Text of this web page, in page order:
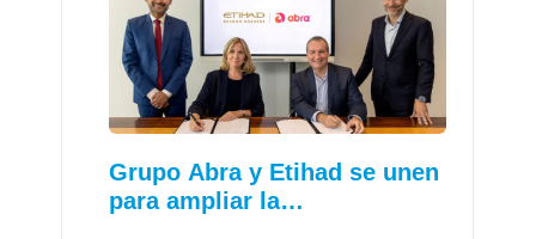
Grupo Abra y Etihad se unen
para ampliar la…